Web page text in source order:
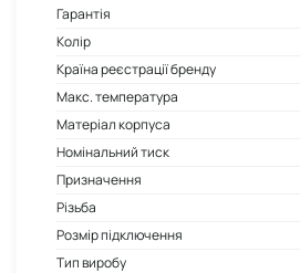
Гарантія
Колір
Країна реєстрації бренду
Макс. температура
Матеріал корпуса
Номінальний тиск
Призначення
Різьба
Розмір підключення
Тип виробу